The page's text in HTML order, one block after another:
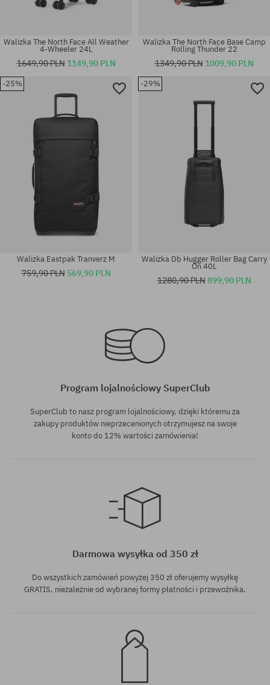
Walizka The North Face All Weather
4-Wheeler 24L
1649,90 PLN 1149,90 PLN
Walizka The North Face Base Camp
Rolling Thunder 22
1349,90 PLN 1009,90 PLN
-25%
Walizka Eastpak Tranverz M
759,90 PLN 569,90 PLN
-29%
Walizka Db Hugger Roller Bag Carry
On 40L
1280,90 PLN899,90 PLN
Program lojalnościowy SuperClub
SuperClub to nasz program lojalnościowy, dzięki któremu za
zakupy produktów nieprzecenionych otrzymujesz na swoje
konto do 12% wartości zamówienia!
Darmowa wysyłka od 350 zł
Do wszystkich zamówień powyżej 350 zł oferujemy wysyłkę
GRATIS, niezależnie od wybranej formy płatności i przewoźnika.